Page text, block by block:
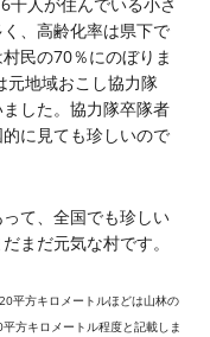
千人が住んでいる小さ
、高齢化率は県下で
民の70％にのぼりま
元地域おこし協力隊
した。協力隊卒隊者
に見ても珍しいので
て、全国でも珍しい
まだ元気な村です。
平方キロメートルほどは山林の
方キロメートル程度と記載しま